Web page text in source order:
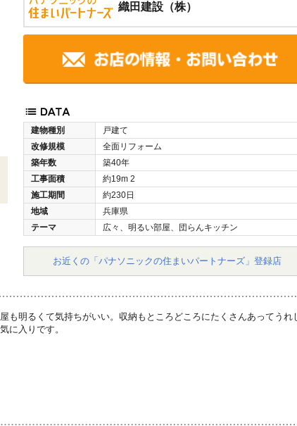
織田建設（株）
建物種別
戸建て
改修規模
全面リフォーム
築年数
築40年
工事面積
約19m 2
施工期間
約230日
地域
兵庫県
テーマ
広々、明るい部屋、団らんキッチン
お近くの「パナソニックの住まいパートナーズ」登録店
も明るくて気持ちがいい。収納もところどころにたくさんあってうれ
に入りです。